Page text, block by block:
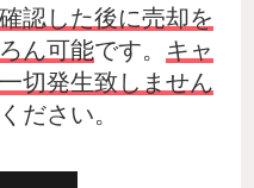
認した後に売却を
ん可能です。
キャ
切発生致しません
ださい。